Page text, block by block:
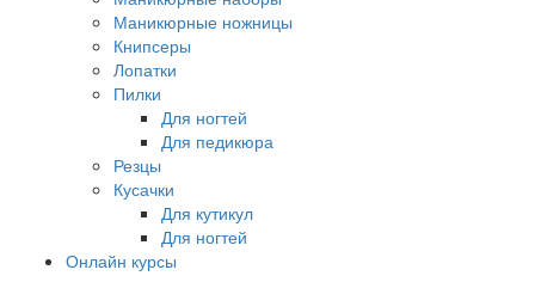
Маникюрные ножницы
Книпсеры
Лопатки
Пилки
Для ногтей
Для педикюра
Резцы
Кусачки
Для кутикул
Для ногтей
Онлайн курсы